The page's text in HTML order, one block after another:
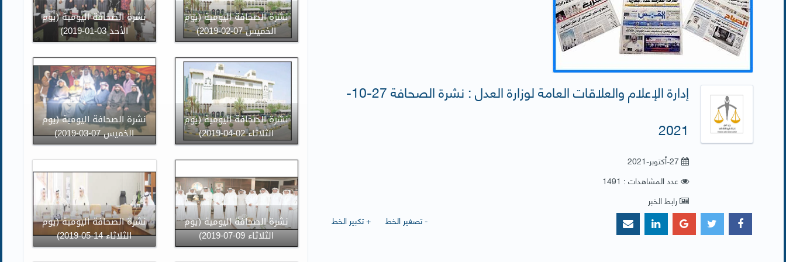
إدارة الإعلام والعلاقات العامة لوزارة العدل : نشرة الصحافة 27-10-
2021
27-أكتوبر-2021
عدد المشاهدات : 1491
رابط الخبر
+ تكبير الخط
- تصغير الخط
نشرة الصحافة اليومية (يوم
الأحد 03-01-2019)
نشرة الصحافة اليومية (يوم
الخميس 07-02-2019)
نشرة الصحافة اليومية (يوم
الخميس 07-03-2019)
نشرة الصحافة اليومية (يوم
الثلاثاء 02-04-2019)
نشرة الصحافة اليومية (يوم
الثلاثاء 14-05-2019)
نشرة الصحافة اليومية (يوم
الثلاثاء 09-07-2019)